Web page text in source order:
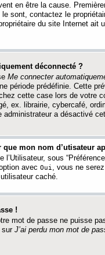
en être la cause.
sont, contactez le
du site Internet ait
déconnecté ?
Me connecter
période prédéfinie. Cette
cette case lors de votre
ex. librairie, cybercafé,
administrateur a désactivé
que mon nom d’utisateur
l’Utilisateur, sous
avec Oui , vous ne
caché.
!
mot de passe ne puisse
sur J’ai perdu mon mot de